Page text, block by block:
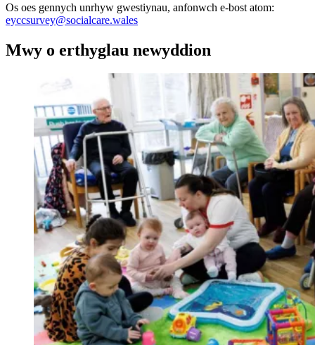
Os oes gennych unrhyw gwestiynau, anfonwch e-bost atom:
eyccsurvey@socialcare.wales
Mwy o erthyglau newyddion